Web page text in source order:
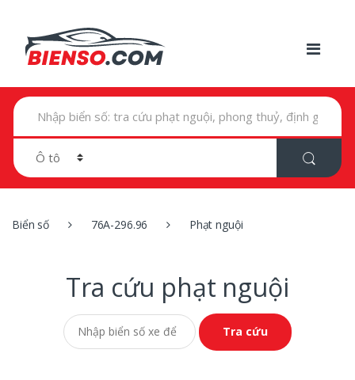
T
ì
k
ế
m
o
Biển số 76A-296.96 Phạt nguội
Tra cứu phạt nguội
Tra cứu phạt nguội